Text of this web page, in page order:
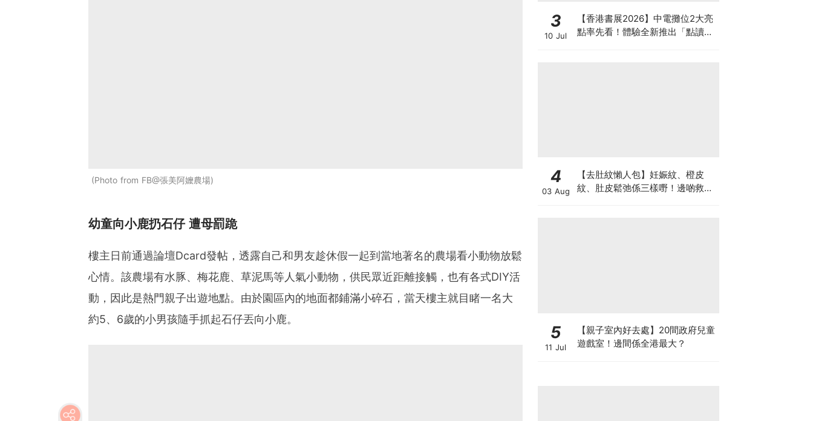
Photo from FB@張美阿嬤農場
幼童向小鹿扔石仔 遭母罰跪
樓主日前通過論壇Dcard發帖，透露自己和男友趁休假一起到當地著名的農場看小動物放鬆
心情。該農場有水豚、梅花鹿、草泥馬等人氣小動物，供民眾近距離接觸，也有各式DIY活
動，因此是熱門親子出遊地點。由於園區內的地面都鋪滿小碎石，當天樓主就目睹一名大
約5、6歲的小男孩隨手抓起石仔丟向小鹿。
3
10 Jul
【香港書展2026】中電攤位2大亮
點率先看！體驗全新推出「點讀故
4
03 Aug
【去肚紋懶人包】妊娠紋、橙皮
紋、肚皮鬆弛係三樣嘢！邊啲救得
5
11 Jul
【親子室內好去處】20間政府兒童
遊戲室！邊間係全港最大？